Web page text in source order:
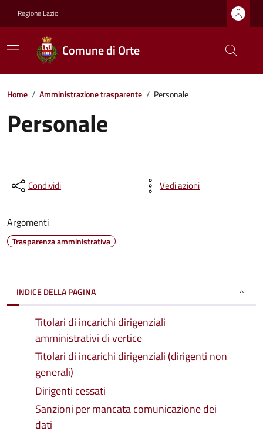
Regione Lazio
Comune di Orte
Home / Amministrazione trasparente / Personale
Personale
Condividi Vedi azioni
Argomenti
Trasparenza amministrativa
INDICE DELLA PAGINA
Titolari di incarichi dirigenziali
amministrativi di vertice
Titolari di incarichi dirigenziali (dirigenti non
generali)
Dirigenti cessati
Sanzioni per mancata comunicazione dei
dati